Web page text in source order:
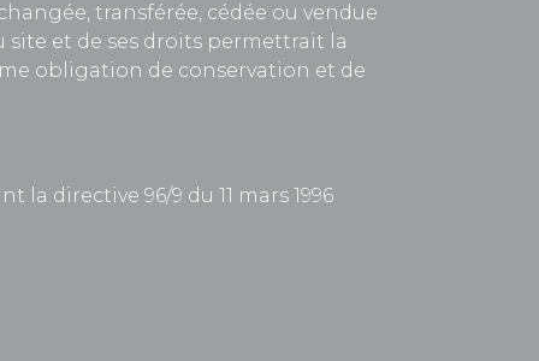
transférée, cédée ou vendue
et de ses droits permettrait la
obligation de conservation et de
directive 96/9 du 11 mars 1996